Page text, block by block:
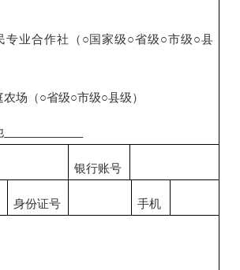
专业合作社（○国家级○省级○市级○县
农场（○省级○市级○县级）
银行账号
身份证号 手机